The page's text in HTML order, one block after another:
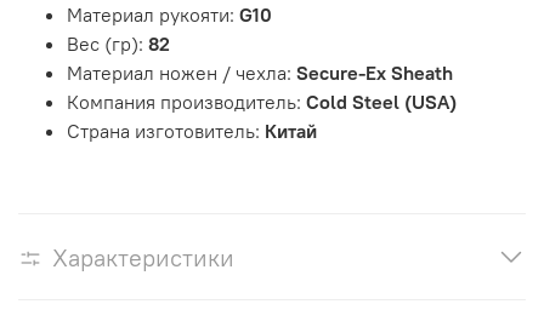
Материал рукояти: G10
Вес (гр): 82
Материал ножен / чехла: Secure-Ex Sheath
Компания производитель: Cold Steel (USA)
Страна изготовитель: Китай
Характеристики